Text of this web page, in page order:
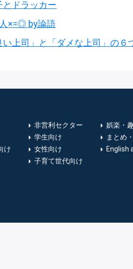
とドラッカー
×=◎ by論語
い上司」と「ダメな上司」の６
け
非営利セクター
学生向け
女性向け
子育て世代向け
娯楽・
まとめ
English